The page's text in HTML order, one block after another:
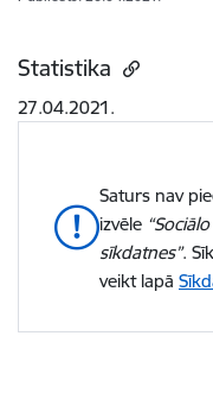
Statistika
27.04.2021.
Saturs nav
izvēle
sīkdatnes”.
veikt lapā